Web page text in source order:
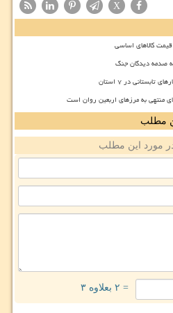
X
کالاهای اساسی
صدمه دیدگان جنگ
منتهی به مرزهای اربعین روان است
مطلب
مورد این مطلب
= ۲ بعلاوه ۳